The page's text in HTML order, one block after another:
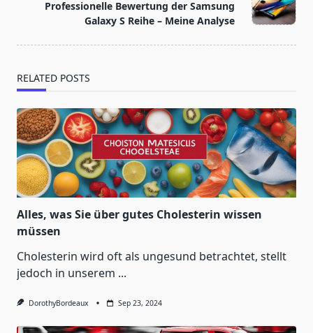
reader-
text">Page</span>
Professionelle Bewertung der Samsung
Galaxy S Reihe – Meine Analyse
RELATED POSTS
Alles, was Sie über gutes Cholesterin wissen
müssen
Cholesterin wird oft als ungesund betrachtet, stellt
jedoch in unserem ...
DorothyBordeaux Sep 23, 2024